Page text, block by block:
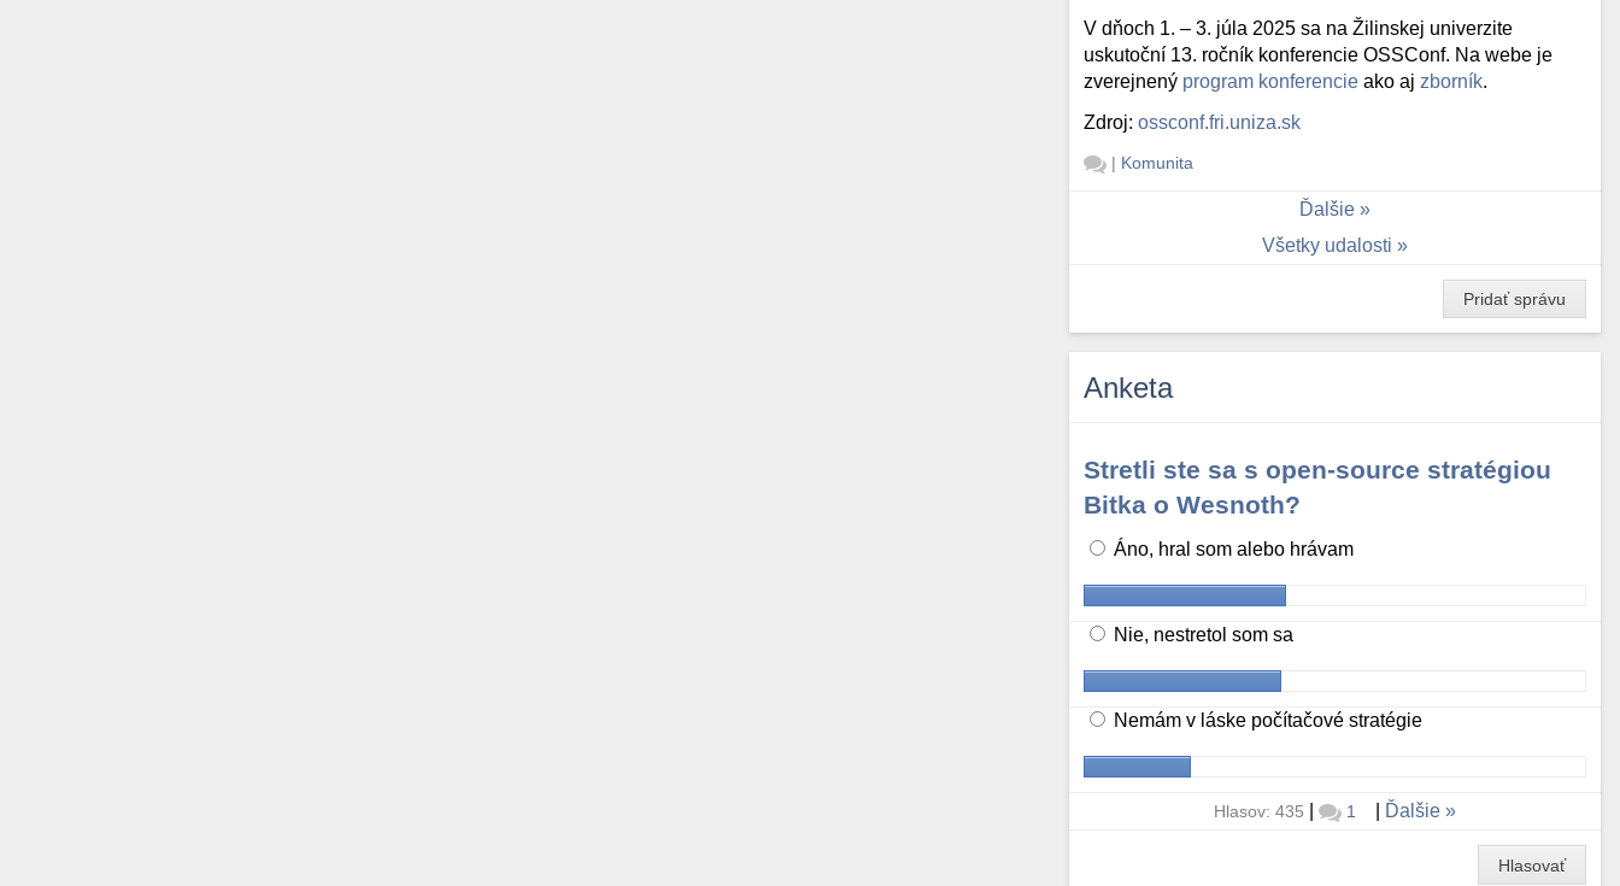
V dňoch 1. – 3. júla 2025 sa na Žilinskej univerzite
uskutoční 13. ročník konferencie OSSConf. Na webe je
zverejnený program konferencie ako aj zborník.
Zdroj:ossconf.fri.uniza.sk
| Komunita
Ďalšie
Všetky udalosti
Pridať správu
Anketa
Stretli ste sa s open-source stratégiou
Bitka o Wesnoth?
Áno, hral som alebo hrávam
Nie, nestretol som sa
Nemám v láske počítačové stratégie
Hlasov: 435 | 1 Ďalšie
Hlasovať